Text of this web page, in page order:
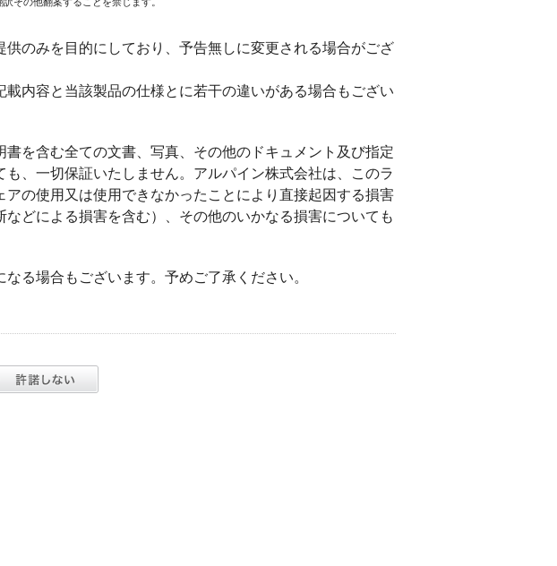
のみを目的にしており、予告無しに変更される場合がござ
内容と当該製品の仕様とに若干の違いがある場合もござい
を含む全ての文書、写真、その他のドキュメント及び指定
、一切保証いたしません。アルパイン株式会社は、このラ
の使用又は使用できなかったことにより直接起因する損害
どによる損害を含む）、その他のいかなる損害についても
る場合もございます。予めご了承ください。